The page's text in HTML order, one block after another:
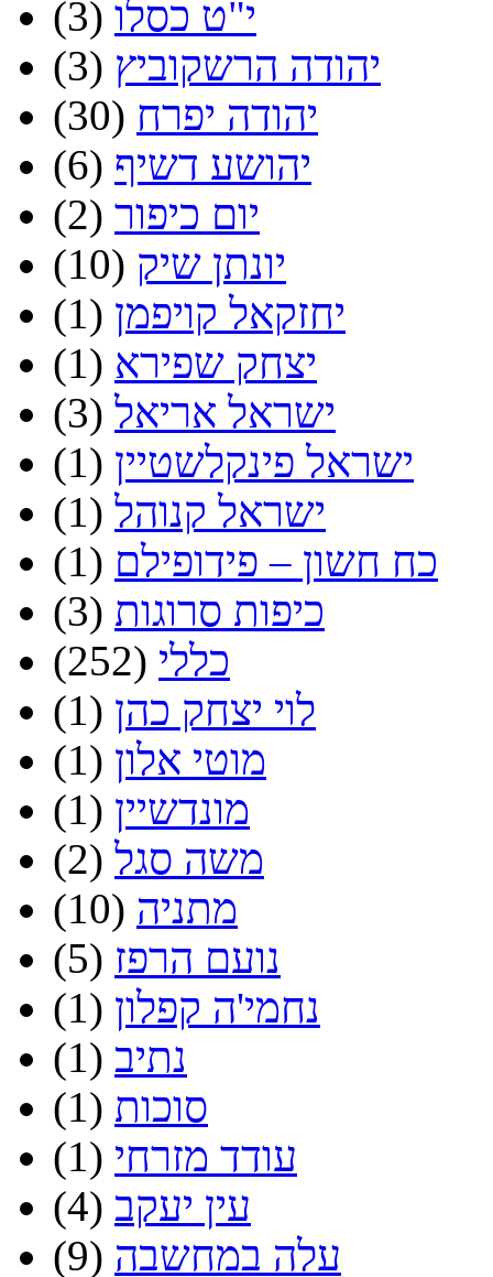
י"ט כסלו (3)
יהודה הרשקוביץ (3)
יהודה יפרח (30)
יהושע דשיף (6)
יום כיפור (2)
יונתן שיק (10)
יחזקאל קויפמן (1)
יצחק שפירא (1)
ישראל אריאל (3)
ישראל פינקלשטיין (1)
ישראל קנוהל (1)
כח חשון – פידופילם (1)
כיפות סרוגות (3)
כללי (252)
לוי יצחק כהן (1)
מוטי אלון (1)
מונדשיין (1)
משה סגל (2)
מתניה (10)
נועם הרפז (5)
נחמי'ה קפלון (1)
נתיב (1)
סוכות (1)
עודד מזרחי (1)
עין יעקב (4)
עלה במחשבה (9)